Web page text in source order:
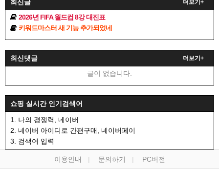
최신글 더보기+
2026년 FIFA 월드컵 8강 대진표
키워드마스터 새 기능 추가되었네
최신댓글 더보기+
글이 없습니다.
쇼핑 실시간 인기검색어
1. 나의 경쟁력, 네이버
2. 네이버 아이디로 간편구매, 네이버페이
3. 검색어 입력
이용안내 문의하기 PC버전